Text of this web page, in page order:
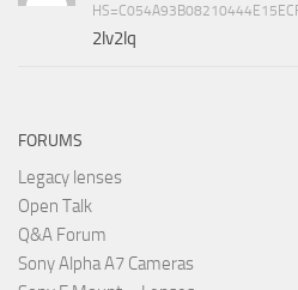
2lv2lq
FORUMS
Legacy lenses
Open Talk
Q&A Forum
Sony Alpha A7 Cameras